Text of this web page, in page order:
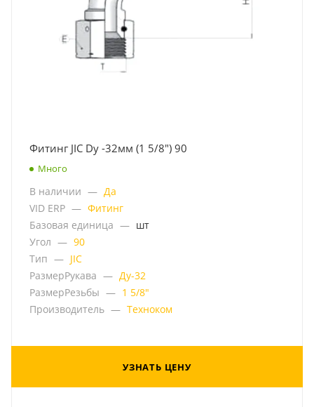
Фитинг JIC Dу -32мм (1 5/8") 90
Много
В наличии — Да
VID ERP — Фитинг
Базовая единица — шт
Угол — 90
Тип — JIC
РазмерРукава — Ду-32
РазмерРезьбы — 1 5/8"
Производитель — Техноком
УЗНАТЬ ЦЕНУ